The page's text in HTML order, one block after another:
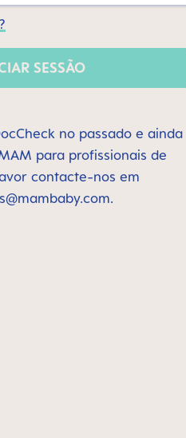
SESSÃO
no passado e ainda
para profissionais de
contacte-nos em
.